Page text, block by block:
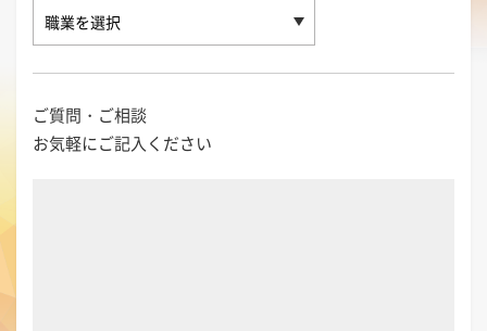
ご質問・ご相談
お気軽にご記入ください